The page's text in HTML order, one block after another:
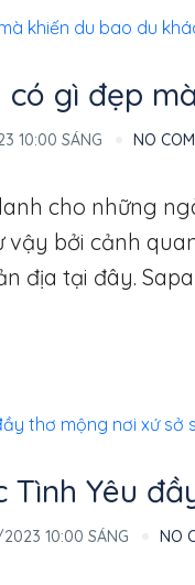
có gì đẹp
10:00 SÁNG NO
cho những
vậy bởi cảnh
địa tại đây.
Yêu
10:00 SÁNG NO